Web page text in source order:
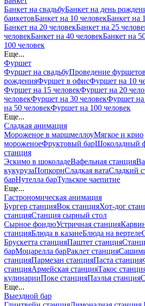
Банкет на свадьбуБанкет на день
банкетовБанкет на 10 человекБанкет на
Банкет на 20 человекБанкет на 25
человекБанкет на 40 человекБанкет на
100 человек
Еще...
Фуршет
Фуршет на свадьбуПроведение фуршетов
рожденияФуршет в офисФуршет на 10
Фуршет на 15 человекФуршет на 20
человекФуршет на 30 человекФуршет на
на 50 человекФуршет на 100 человек
Еще...
Сладкая анимация
Мороженое в маршмеллоуМягкое и крио
мороженоеФруктовый барШоколадный
станция
Эскимо в шоколадеВафельная станция
кукурузаПопкорнСладкая ватаСладкий
барНутелла барТульское чаепитие
Еще...
Гастрономическая анимация
Бургер станцияВок станцияХот-дог
станцияСтанция сырный стол
Сырное фондюУстричная станция
станцияБлюда в казанеБлюда на вертеле
Брускетта станцияПаштет станция
барМоцарелла барРаклет станция
станцияПармезан станцияПаста станция
станцияАрмейская станцияТакос
кулинарииПоке станцияПаэлья станция
Еще...
Выездной бар